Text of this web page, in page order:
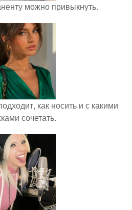
можно привыкнуть.
как носить и с какими
сочетать.